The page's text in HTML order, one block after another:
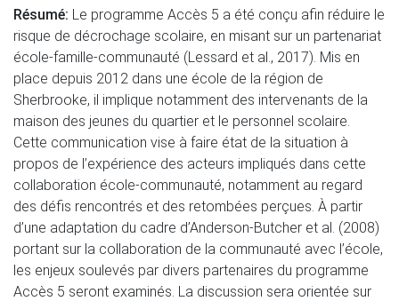
Résumé: Le programme Accès 5 a été conçu afin réduire le
risque de décrochage scolaire, en misant sur un partenariat
école-famille-communauté (Lessard et al., 2017). Mis en
place depuis 2012 dans une école de la région de
Sherbrooke, il implique notamment des intervenants de la
maison des jeunes du quartier et le personnel scolaire.
Cette communication vise à faire état de la situation à
propos de l’expérience des acteurs impliqués dans cette
collaboration école-communauté, notamment au regard
des défis rencontrés et des retombées perçues. À partir
d’une adaptation du cadre d’Anderson-Butcher et al. (2008)
portant sur la collaboration de la communauté avec l’école,
les enjeux soulevés par divers partenaires du programme
Accès 5 seront examinés. La discussion sera orientée sur